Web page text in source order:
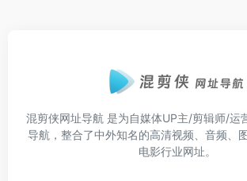
混剪侠网址导航 是为自媒体UP主/剪辑师/运
导航，整合了中外知名的高清视频、音频、
电影行业网址。